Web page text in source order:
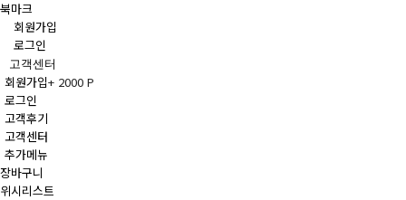
북마크
회원가입
로그인
고객센터
회원가입+ 2000 P
로그인
고객후기
고객센터
추가메뉴
장바구니
위시리스트